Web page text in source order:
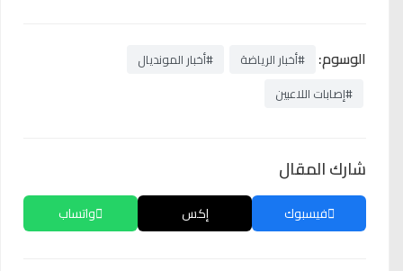
الوسوم: #أخبار الرياضة
#أخبار المونديال
#إصابات اللاعبين
شارك المقال
فيسبوك إكس واتساب